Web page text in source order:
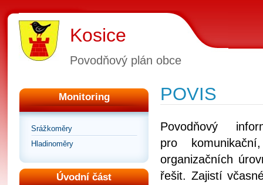
Kosice
Povodňový plán obce
Monitoring
Srážkoměry
Hladinoměry
Úvodní část
POVIS
Povodňový
pro
organizačních
řešit. Zajistí